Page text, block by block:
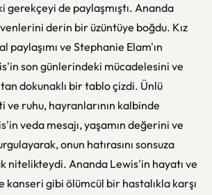
gerekçeyi de paylaşmıştı. Ananda
derin bir üzüntüye boğdu. Kız
paylaşımı ve Stephanie Elam'ın
son günlerindeki mücadelesini ve
dokunaklı bir tablo çizdi. Ünlü
ve ruhu, hayranlarının kalbinde
veda mesajı, yaşamın değerini ve
onun hatırasını sonsuza
nitelikteydi. Ananda Lewis'in hayatı ve
kanseri gibi ölümcül bir hastalıkla karşı